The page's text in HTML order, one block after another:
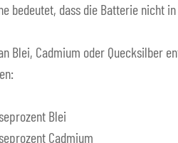
bedeutet, dass die Batterie nicht
Blei, Cadmium oder Quecksilber
Blei
Cadmium